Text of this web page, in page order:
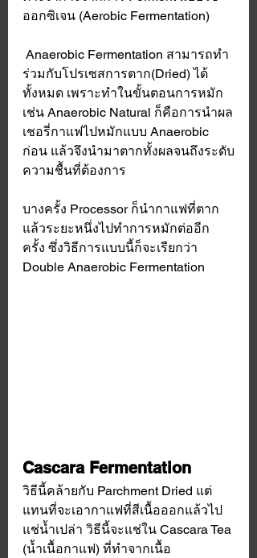
ออกซิเจน (Aerobic Fermentation)
ร่วมกับโปรเซสการตาก(Dried) ได้
ทั้งหมด เพราะทำในขั้นตอนการหมัก
เช่น Anaerobic Natural ก็คือการนำผล
เชอรี่กาแฟไปหมักแบบ Anaerobic
ก่อน แล้วจึงนำมาตากทั้งผลจนถึงระดับ
ความชื้นที่ต้องการ
บางครั้ง Processor ก็นำกาแฟที่ตาก
แล้วระยะหนึ่งไปทำการหมักต่ออีก
ครั้ง ซึ่งวิธีการแบบนี้ก็จะเรียกว่า
Double Anaerobic Fermentation
Cascara Fermentation
วิธีนี้คล้ายกับ Parchment Dried แต่
แทนที่จะเอากาแฟที่สีเนื้อออกแล้วไป
แช่น้ำเปล่า วิธีนี้จะแช่ใน Cascara Tea
(น้ำเนื้อกาแฟ) ที่ทำจากเนื้อ